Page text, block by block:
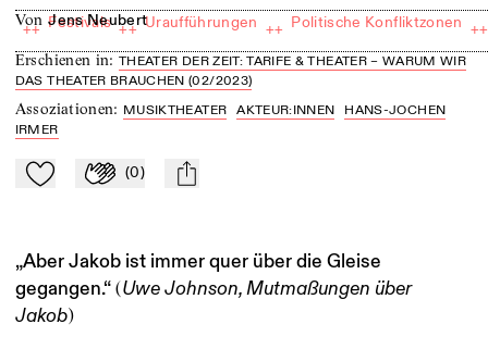
++ Festivals ++ Uraufführungen ++ Politische Konfliktzonen ++
von Jens Neubert
Erschienen in:THEATER DER ZEIT: TARIFE & THEATER – WARUM WIR
DAS THEATER BRAUCHEN (02/2023)
Assoziationen: MUSIKTHEATER AKTEUR:INNEN
HANS-JOCHEN
IRMER
Zu Mein-TdZ hinzufügen
Applaudieren
(0) mail
„Aber Jakob ist immer quer über die Gleise
gegangen.“(Uwe Johnson, Mutmaßungen über
Jakob)